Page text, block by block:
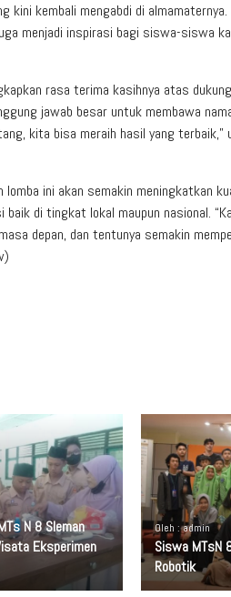
kini kembali mengabdi di
menjadi inspirasi bagi siswa-siswa
rasa terima kasihnya atas
jawab besar untuk membawa
kita bisa meraih hasil yang terbaik,”
ini akan semakin meningkatkan
di tingkat lokal maupun nasional.
depan, dan tentunya semakin
N 8 Sleman
Eksperimen
Oleh : admin
Siswa MTsN
Robotik